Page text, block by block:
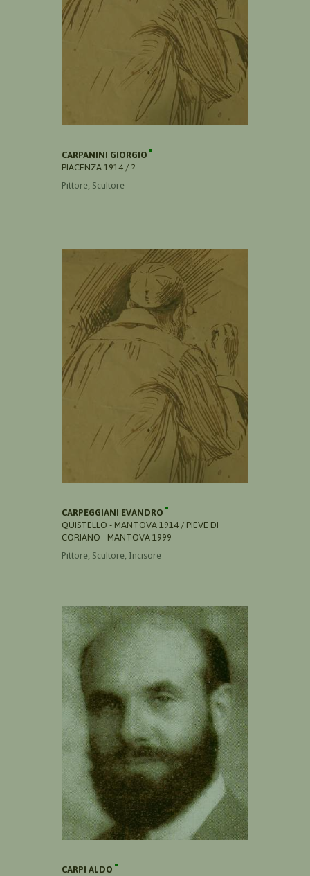
CARPANINI GIORGIO
PIACENZA 1914 / ?
Pittore, Scultore
CARPEGGIANI EVANDRO
QUISTELLO - MANTOVA 1914 / PIEVE DI
CORIANO - MANTOVA 1999
Pittore, Scultore, Incisore
CARPI ALDO